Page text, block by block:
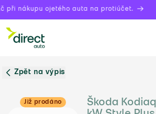
při nákupu ojetého auta na protiúčet.
Zpět na výpis
Již prodáno
Škoda